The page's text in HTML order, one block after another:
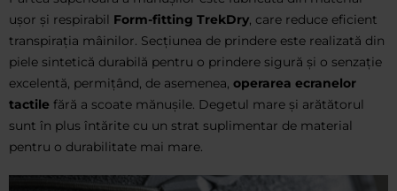
ușor și respirabil Form-fitting TrekDry, care reduce eficient
transpirația mâinilor. Secțiunea de prindere este realizată din
piele sintetică durabilă pentru o prindere sigură și o senzație
excelentă, permițând, de asemenea, operarea ecranelor
tactile fără a scoate mănușile. Degetul mare și arătătorul
sunt în plus întărite cu un strat suplimentar de material
pentru o durabilitate mai mare.